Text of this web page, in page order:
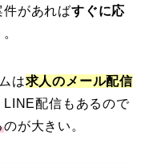
件があればすぐに応
は求人のメール配信
LINE配信もあるので
のが大きい。